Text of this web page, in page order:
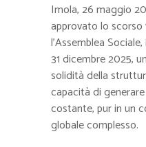
Imola, 26 maggio
approvato lo
l’Assemblea
31 dicembre 2025,
solidità della
capacità di
costante, pur in un
globale complesso.